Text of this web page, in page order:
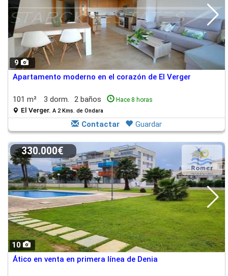
9
Apartamento moderno en el corazón de El Verger
101 m² 3 dorm. 2 baños Hace 8 horas
El Verger. A 2 Kms. de Ondara
Contactar Guardar
10
330.000€
Ático en venta en primera línea de Denia